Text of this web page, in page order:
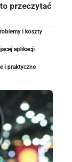
przeczytać
i koszty
aplikacji
i praktyczne